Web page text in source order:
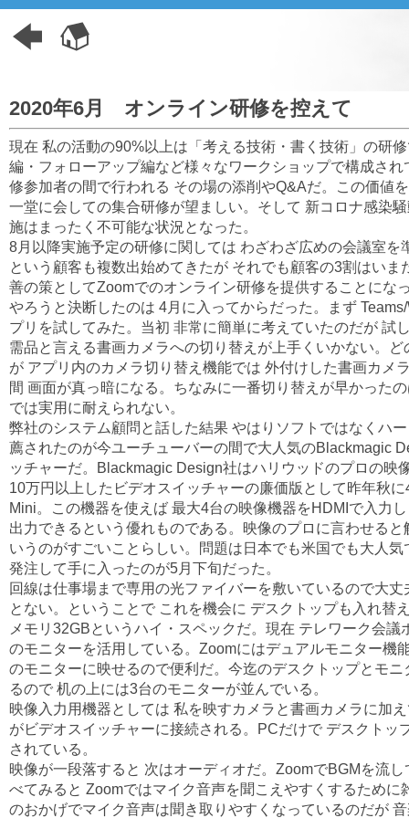
2020年6月 オンライン研修を控えて
現在 私の活動の90%以上は「考える技術・書く技術」の研
編・フォローアップ編など様々なワークショップで構成さ
修参加者の間で行われる その場の添削やQ&Aだ。この価値
一堂に会しての集合研修が望ましい。そして 新コロナ感染
施はまったく不可能な状況となった。
8月以降実施予定の研修に関しては わざわざ広めの会議室
という顧客も複数出始めてきたが それでも顧客の3割はい
善の策としてZoomでのオンライン研修を提供することにな
やろうと決断したのは 4月に入ってからだった。まず
プリを試してみた。当初 非常に簡単に考えていたのだが 試
需品と言える書画カメラへの切り替えが上手くいかない。
が アプリ内のカメラ切り替え機能では 外付けした書画カメ
間 画面が真っ暗になる。ちなみに一番切り替えが早かった
では実用に耐えられない。
弊社のシステム顧問と話した結果 やはりソフトではなくハ
薦されたのが今ユーチューバーの間で大人気のBlackmagic
ッチャーだ。Blackmagic Design社はハリウッドのプロの映
10万円以上したビデオスイッチャーの廉価版として昨年秋
Mini。この機器を使えば 最大4台の映像機器をHDMIで入力
出力できるという優れものである。映像のプロに言わせる
いうのがすごいことらしい。問題は日本でも米国でも大人
発注して手に入ったのが5月下旬だった。
回線は仕事場まで専用の光ファイバーを敷いているので大
とない。ということで これを機会に デスクトップも入れ替
メモリ32GBというハイ・スペックだ。現在 テレワーク会
のモニターを活用している。Zoomにはデュアルモニター機
のモニターに映せるので便利だ。今迄のデスクトップとモ
るので 机の上には3台のモニターが並んでいる。
映像入力用機器としては 私を映すカメラと書画カメラに加
がビデオスイッチャーに接続される。PCだけで デスクトッ
されている。
映像が一段落すると 次はオーディオだ。ZoomでBGMを流
べてみると Zoomではマイク音声を聞こえやすくするため
のおかげでマイク音声は聞き取りやすくなっているのだが